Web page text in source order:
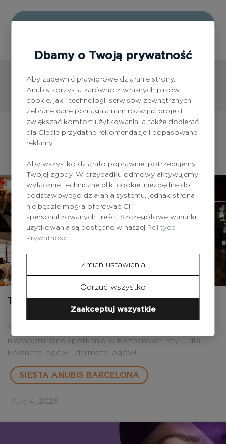
Nasze aktualności
Aug 4, 2026
Tego lata we Lwowie było trochę Barcelony!
Marka Anubis Barcelona zorganizowała
niezapomniane spotkanie w hiszpańskim stylu dla
kosmetologów i dermatologów!
SIESTA ANUBIS BARCELONA
Dbamy o Twoją prywatność
Aby zapewnić prawidłowe działanie strony,
Anubis korzysta zarówno z własnych plików
cookie, jak i technologii serwisów zewnętrznych.
Zebrane dane pomagają nam rozwijać projekt,
zwiększać komfort użytkowania, a także dobierać
dla Ciebie przydatne rekomendacje i dopasowane
reklamy.
Aby wszystko działało poprawnie, potrzebujemy
Twojej zgody. W przypadku odmowy aktywujemy
wyłącznie techniczne pliki cookie, niezbędne do
podstawowego działania systemu, jednak strona
nie będzie mogła oferować Ci
spersonalizowanych treści. Szczegółowe warunki
użytkowania są dostępne w naszej Polityce
Prywatności.
Zmień ustawienia
Odrzuć wszystko
Zaakceptuj wszystkie